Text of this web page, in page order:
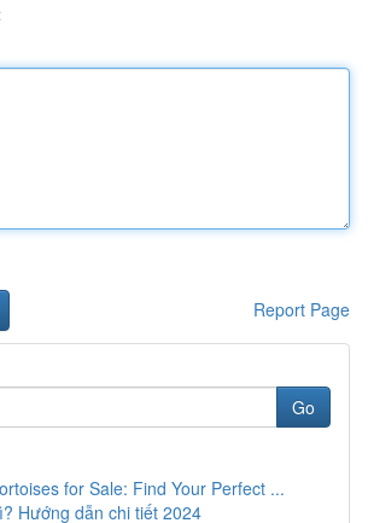
Report Page
Go
for Sale: Find Your Perfect ...
Hướng dẫn chi tiết 2024